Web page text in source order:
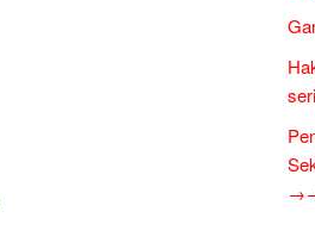
→→